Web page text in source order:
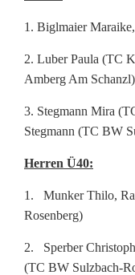
1. Biglmaier
2. Luber Paula (TC
Amberg Am Schanzl)
3. Stegmann Mira
Stegmann (TC BW
Herren Ü40:
1. Munker Thilo,
Rosenberg)
2. Sperber
(TC BW Sulzbach-